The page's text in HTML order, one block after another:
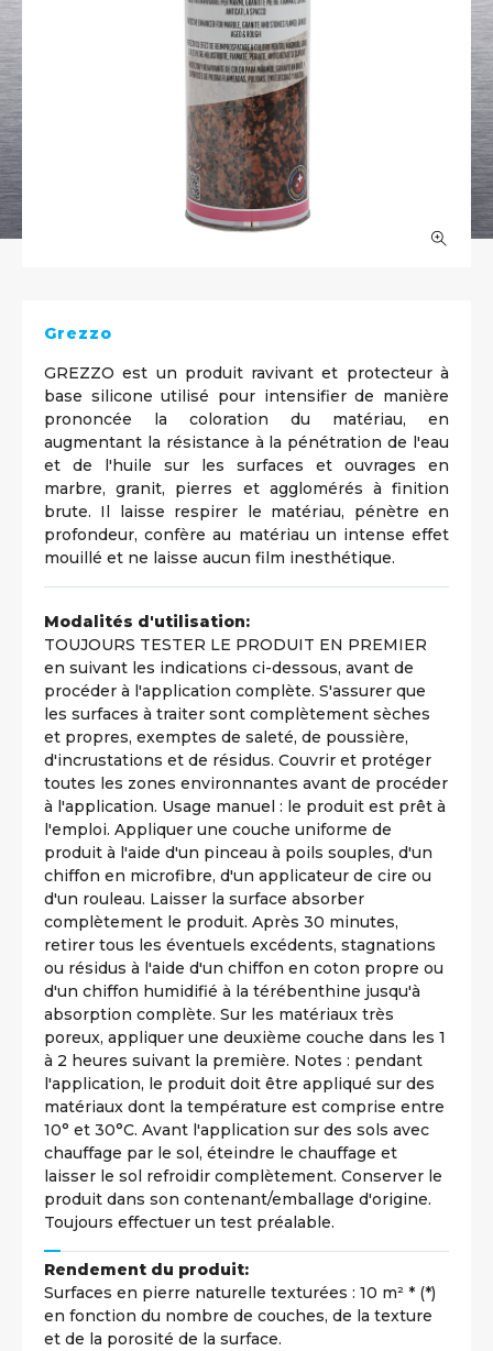
Grezzo
GREZZO est un produit ravivant et protecteur à
base silicone utilisé pour intensifier de manière
prononcée la coloration du matériau, en
augmentant la résistance à la pénétration de l'eau
et de l'huile sur les surfaces et ouvrages en
marbre, granit, pierres et agglomérés à finition
brute. Il laisse respirer le matériau, pénètre en
profondeur, confère au matériau un intense effet
mouillé et ne laisse aucun film inesthétique.
Modalités d'utilisation:
TOUJOURS TESTER LE PRODUIT EN PREMIER
en suivant les indications ci-dessous, avant de
procéder à l'application complète. S'assurer que
les surfaces à traiter sont complètement sèches
et propres, exemptes de saleté, de poussière,
d'incrustations et de résidus. Couvrir et protéger
toutes les zones environnantes avant de procéder
à l'application. Usage manuel : le produit est prêt à
l'emploi. Appliquer une couche uniforme de
produit à l'aide d'un pinceau à poils souples, d'un
chiffon en microfibre, d'un applicateur de cire ou
d'un rouleau. Laisser la surface absorber
complètement le produit. Après 30 minutes,
retirer tous les éventuels excédents, stagnations
ou résidus à l'aide d'un chiffon en coton propre ou
d'un chiffon humidifié à la térébenthine jusqu'à
absorption complète. Sur les matériaux très
poreux, appliquer une deuxième couche dans les 1
à 2 heures suivant la première. Notes : pendant
l'application, le produit doit être appliqué sur des
matériaux dont la température est comprise entre
10° et 30°C. Avant l'application sur des sols avec
chauffage par le sol, éteindre le chauffage et
laisser le sol refroidir complètement. Conserver le
produit dans son contenant/emballage d'origine.
Toujours effectuer un test préalable.
Rendement du produit:
Surfaces en pierre naturelle texturées : 10 m² * (*)
en fonction du nombre de couches, de la texture
et de la porosité de la surface.